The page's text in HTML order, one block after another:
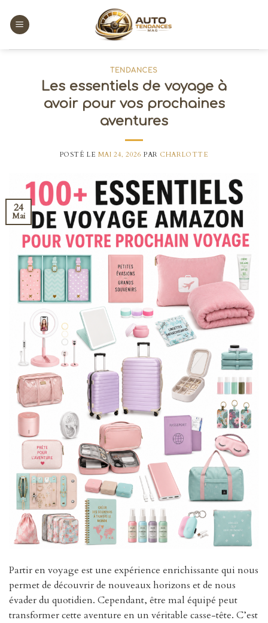
content
TENDANCES
Les essentiels de voyage à
avoir pour vos prochaines
aventures
POSTÉ LE MAI 24, 2026 PAR CHARLOTTE
24
Mai
Partir en voyage est une expérience enrichissante qui nous
permet de découvrir de nouveaux horizons et de nous
évader du quotidien. Cependant, être mal équipé peut
transformer cette aventure en un véritable casse-tête. C’est